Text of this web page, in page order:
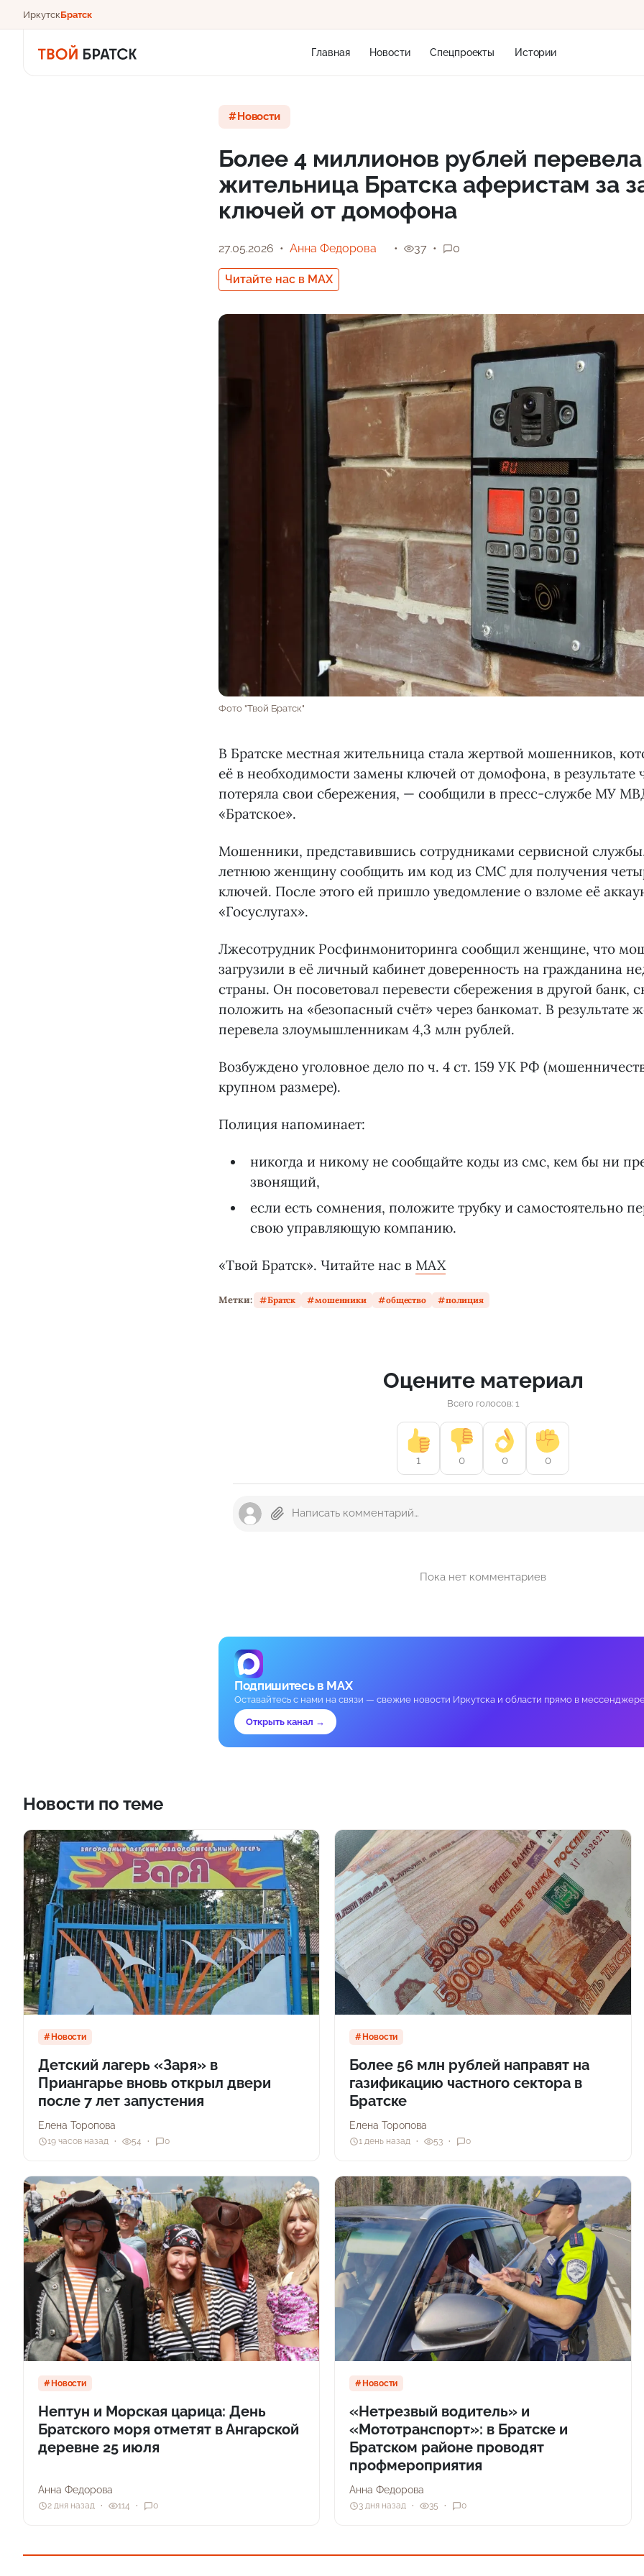
ИркутскБратск
Главная Новости Спецпроекты Истории
9 м/с
Новости
Более 4 миллионов рублей перевела
жительница Братска аферистам за
ключей от домофона
27.05.2026 Анна Федорова
Читайте нас в MAX
37 0
Фото "Твой Братск"
В Братске местная жительница стала жертвой мошенников,
её в необходимости замены ключей от домофона, в результате
потеряла свои сбережения, — сообщили в пресс-службе МУ
«Братское».
Мошенники, представившись сотрудниками сервисной
летнюю женщину сообщить им код из СМС для получения
ключей. После этого ей пришло уведомление о взломе её
«Госуслугах».
Лжесотрудник Росфинмониторинга сообщил женщине, что
загрузили в её личный кабинет доверенность на гражданина
страны. Он посоветовал перевести сбережения в другой банк,
положить на «безопасный счёт» через банкомат. В результате
перевела злоумышленникам 4,3 млн рублей.
Возбуждено уголовное дело по ч. 4 ст. 159 УК РФ
крупном размере).
Полиция напоминает:
никогда и никому не сообщайте коды из смс, кем бы ни
звонящий,
если есть сомнения, положите трубку и самостоятельно
свою управляющую компанию.
«Твой Братск». Читайте нас в MAX
Метки: Братск мошенники общество полиция
Оцените материал
Всего голосов: 1
1 0 0 0
Пока нет комментариев
Подпишитесь в MAX
Оставайтесь с нами на связи — свежие новости Иркутска и области прямо в
Открыть канал →
Новости по теме
Новости
Детский лагерь «Заря» в
Приангарье вновь открыл двери
после 7 лет запустения
Елена Торопова
19 часов назад 54 0
Новости
Более 56 млн рублей направят на
газификацию частного сектора в
Братске
Елена Торопова
1 день назад 53 0
Новости
Нептун и Морская царица: День
Братского моря отметят в Ангарской
деревне 25 июля
Анна Федорова
2 дня назад 114 0
Новости
«Нетрезвый водитель» и
«Мототранспорт»: в Братске и
Братском районе проводят
профмероприятия
Анна Федорова
3 дня назад 35 0